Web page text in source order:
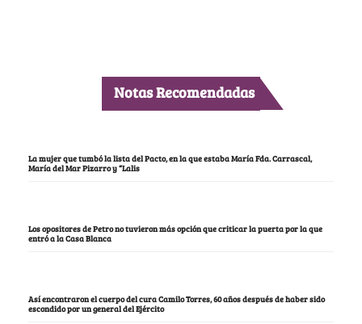
Notas Recomendadas
La mujer que tumbó la lista del Pacto, en la que estaba María Fda. Carrascal,
María del Mar Pizarro y “Lalis
Los opositores de Petro no tuvieron más opción que criticar la puerta por la que
entró a la Casa Blanca
Así encontraron el cuerpo del cura Camilo Torres, 60 años después de haber sido
escondido por un general del Ejército